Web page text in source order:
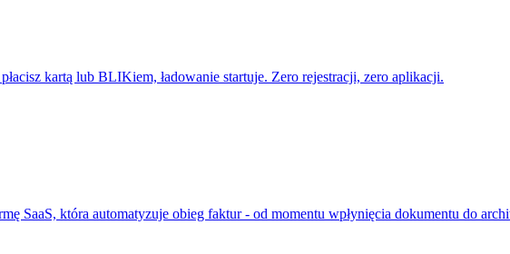
kartą lub BLIKiem, ładowanie startuje. Zero rejestracji, zero aplikacji.
SaaS, która automatyzuje obieg faktur - od momentu wpłynięcia dokumentu do